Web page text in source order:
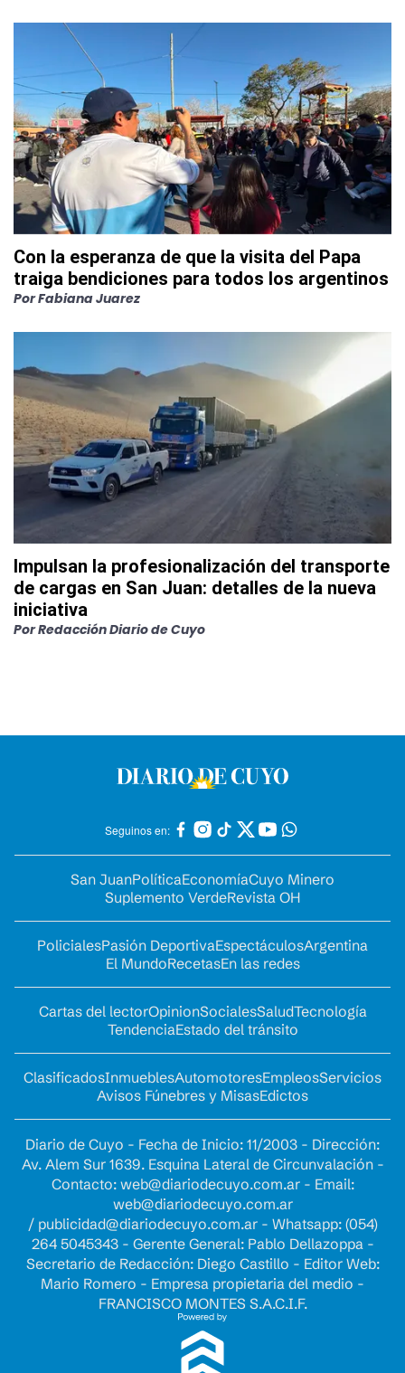
Con la esperanza de que la visita del Papa
traiga bendiciones para todos los argentinos
PorFabiana Juarez
Impulsan la profesionalización del transporte
de cargas en San Juan: detalles de la nueva
iniciativa
PorRedacción Diario de Cuyo
Seguinos en:
San JuanPolíticaEconomíaCuyo Minero
Suplemento VerdeRevista OH
PolicialesPasión DeportivaEspectáculosArgentina
El MundoRecetasEn las redes
Cartas del lectorOpinionSocialesSaludTecnología
TendenciaEstado del tránsito
ClasificadosInmueblesAutomotoresEmpleosServicios
Avisos Fúnebres y MisasEdictos
Diario de Cuyo - Fecha de Inicio: 11/2003 - Dirección:
Av. Alem Sur 1639. Esquina Lateral de Circunvalación -
Contacto: web@diariodecuyo.com.ar- Email:
web@diariodecuyo.com.ar
/ publicidad@diariodecuyo.com.ar- Whatsapp: (054)
264 5045343 - Gerente General: Pablo Dellazoppa -
Secretario de Redacción: Diego Castillo - Editor Web:
Mario Romero - Empresa propietaria del medio -
FRANCISCO MONTES S.A.C.I.F.